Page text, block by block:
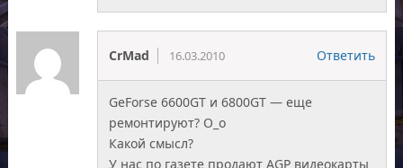
CrMad 16.03.2010 Ответить
GeForse 6600GT и 6800GT — еще
ремонтируют? О_о
Какой смысл?
У нас по газете продают AGP видеокарты